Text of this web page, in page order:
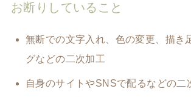
お断りしていること
無断での文字入れ、色の変更、描き
グなどの二次加工
自身のサイトやSNSで配るなどの二